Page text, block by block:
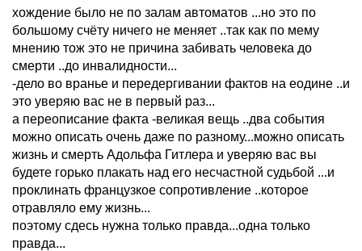
хождение было не по залам автоматов ...но это по
большому счёту ничего не меняет ..так как по мему
мнению тож это не причина забивать человека до
смерти ..до инвалидности...
-дело во вранье и передергивании фактов на еодине ..и
это уверяю вас не в первый раз...
а переописание факта -великая вещь ..два события
можно описать очень даже по разному...можно описать
жизнь и смерть Адольфа Гитлера и уверяю вас вы
будете горько плакать над его несчастной судьбой ...и
проклинать французкое сопротивление ..которое
отравляло ему жизнь...
поэтому сдесь нужна только правда...одна только
правда...